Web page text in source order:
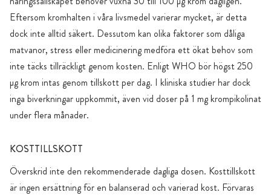
Eftersom kromhalten i våra livsmedel varierar mycket, är detta
dock inte alltid säkert. Dessutom kan olika faktorer som dåliga
matvanor, stress eller medicinering medföra ett ökat behov som
inte täcks tillräckligt genom kosten. Enligt WHO bör högst 250
μg krom intas genom tillskott per dag. I kliniska studier har dock
inga biverkningar uppkommit, även vid doser på 1 mg krompikolinat
under flera månader.
KOSTTILLSKOTT
Överskrid inte den rekommenderade dagliga dosen. Kosttillskott
är ingen ersättning för en balanserad och varierad kost. Förvaras